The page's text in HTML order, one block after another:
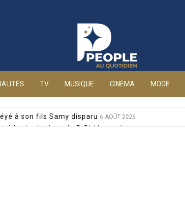
People au quotidien
TV MUSIQUE CINÉMA MODE
à son fils Samy disparu 6 AOÛT 2026
les invitations de P. Diddy